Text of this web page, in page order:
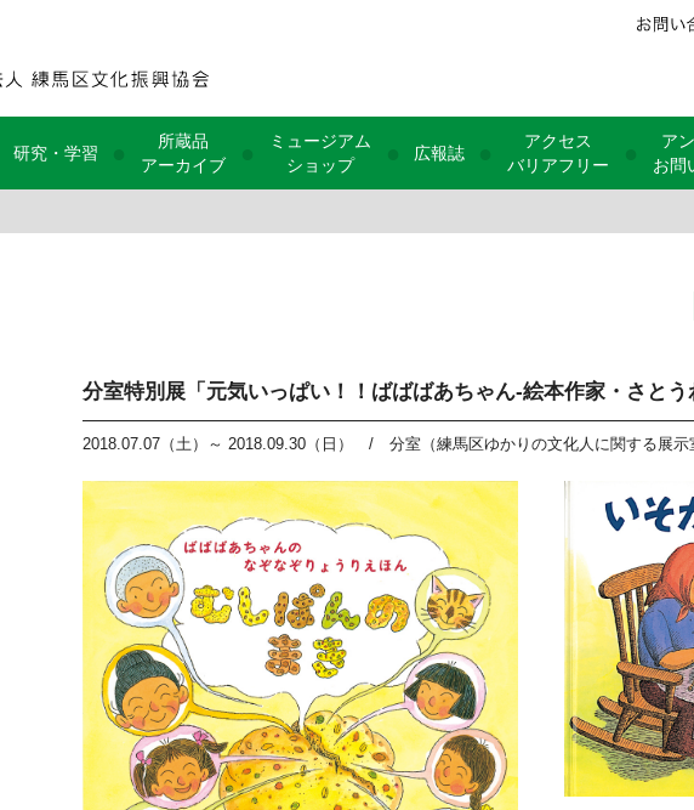
研究・学習
所蔵品
アーカイブ
ミュージアム
ショップ
広報誌
アクセス
バリアフリー
ア
お問
分室特別展「元気いっぱい！！ばばばあちゃん‐絵本作家・さとう
2018.07.07（土）～ 2018.09.30（日） / 分室（練馬区ゆかりの文化人に関する展示